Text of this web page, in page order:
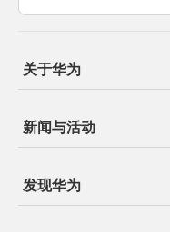
关于华为
新闻与活动
发现华为